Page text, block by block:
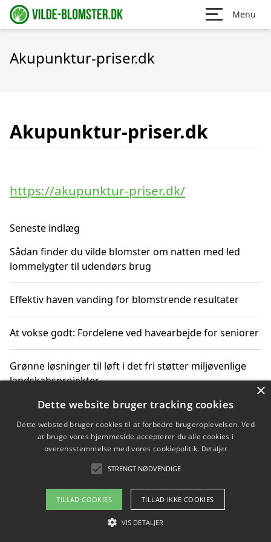
Menu
Akupunktur-priser.dk
Akupunktur-priser.dk
https://akupunktur-priser.dk/
Seneste indlæg
Sådan finder du vilde blomster om natten med led
lommelygter til udendørs brug
Effektiv haven vanding for blomstrende resultater
At vokse godt: Fordelene ved havearbejde for seniorer
Grønne løsninger til løft i det fri støtter miljøvenlige
landskabsprojekter
Gør haven til et frirum for familien og naturen
Copyright 2026 - Pilanto Aps
Om / kontakt
Blog Betingelser
×
Dette website bruger tracking cookies
Dette websted bruger cookies til at forbedre brugeroplevelsen. Ved
at bruge vores hjemmeside accepterer du alle cookies i
overensstemmelse med vores cookiepolitik. Detaljer
STRENGT NØDVENDIGE
TILLAD COOKIES TILLAD IKKE COOKIES
VIS DETALJER